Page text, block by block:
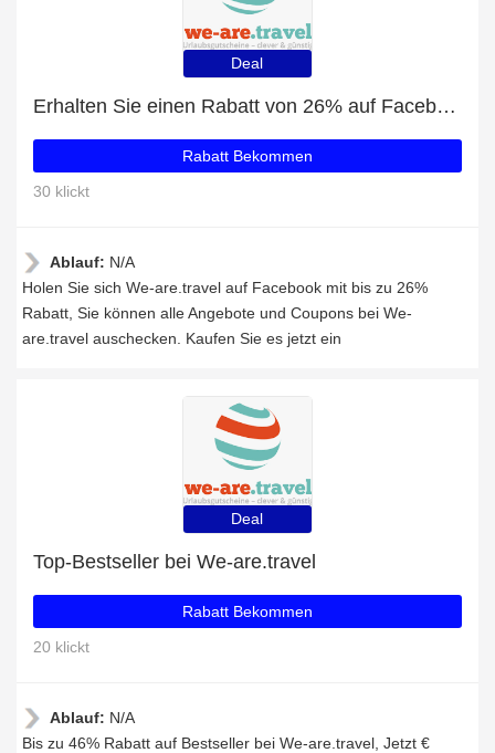
Deal
Erhalten Sie einen Rabatt von 26% auf Facebook-Likes
Rabatt Bekommen
30 klickt
Ablauf: N/A
Holen Sie sich We-are.travel auf Facebook mit bis zu 26%
Rabatt, Sie können alle Angebote und Coupons bei We-
are.travel auschecken. Kaufen Sie es jetzt ein
Deal
Top-Bestseller bei We-are.travel
Rabatt Bekommen
20 klickt
Ablauf: N/A
Bis zu 46% Rabatt auf Bestseller bei We-are.travel, Jetzt €